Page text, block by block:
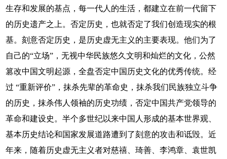
生存和发展的基点，每一代人的生活，都建立在前一代留下
的历史遗产之上。否定历史，也就否定了我们创造现实的根
基。刻意否定历史，是历史虚无主义的主要表现。他们为了
自己的“立场”，无视中华民族悠久文明和灿烂的文化，公然
篡改中国文明起源，全盘否定中国历史文化的优秀传统。经
过 “重新评价”，抹杀先辈的革命史，抹杀我们民族独立斗争
的历史，抹杀伟人领袖的历史功绩，否定中国共产党领导的
革命和建设史。半个多世纪以来中国人形成的基本世界观、
基本历史结论和国家发展道路遭到了刻意的攻击和诋毁。近
年来，随着历史虚无主义者对慈禧、琦善、李鸿章、袁世凯